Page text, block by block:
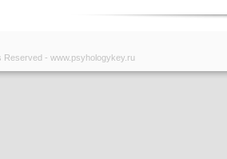
Reserved - www.psyhologykey.ru